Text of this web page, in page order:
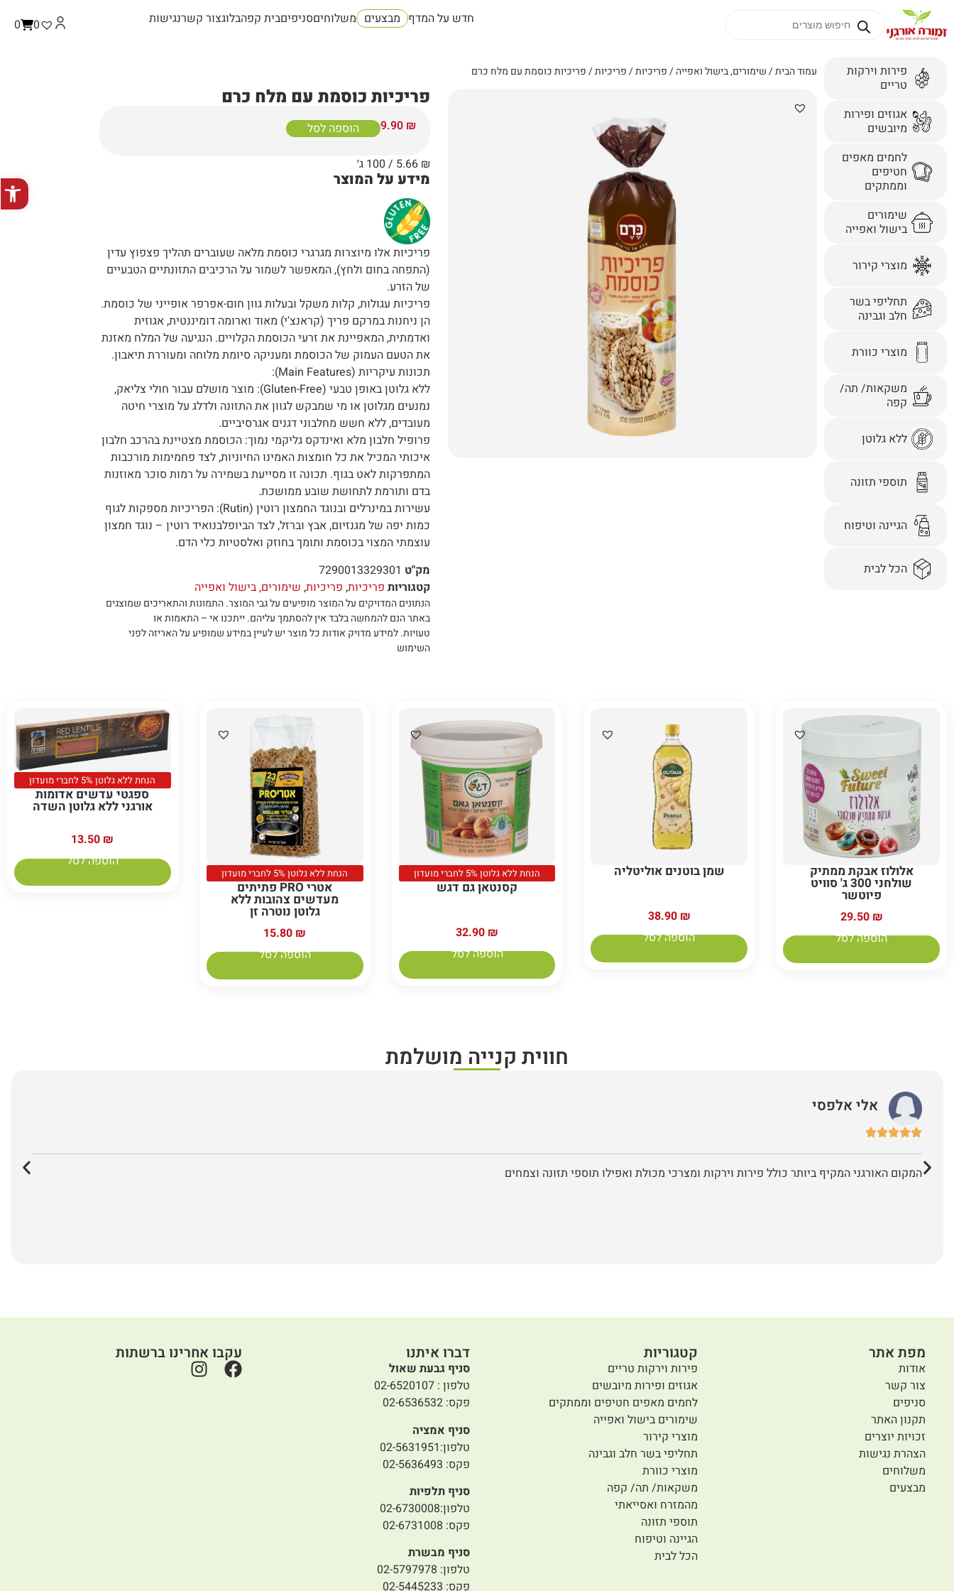
פתח
0 0 חדש על המדף מבצעים משלוחיםסניפיםבית קפהבלוגצור קשרנגישות
פירות וירקות
טריים
אגוזים ופירות
מיובשים
לחמים מאפים
חטיפים
וממתקים
שימורים
בישול ואפייה
מוצרי קירור
תחליפי בשר
חלב וגבינה
מוצרי כוורת
משקאות/ תה/
קפה
ללא גלוטן
תוספי תזונה
הגיינה וטיפוח
הכל לבית
עמוד הבית/שימורים, בישול ואפייה/פריכיות/פריכיות/ פריכיות כוסמת עם מלח כרם
פריכיות כוסמת עם מלח כרם
9.90 ₪ הוספה לסל
5.66 ₪ / 100 ג׳
מידע על המוצר
פריכיות אלו מיוצרות מגרגרי כוסמת מלאה שעוברים תהליך פצפוץ עדין
(התפחה בחום ולחץ), המאפשר לשמור על הרכיבים התזונתיים הטבעיים
של הזרע.
פריכיות עגולות, קלות משקל ובעלות גוון חום-אפרפר אופייני של כוסמת.
הן ניחנות במרקם פריך (קראנצ'י) מאוד וארומה דומיננטית, אגוזית
ואדמתית, המאפיינת את זרעי הכוסמת הקלויים. הנגיעה של המלח מאזנת
את הטעם העמוק של הכוסמת ומעניקה סיומת מלוחה ומעוררת תיאבון.
תכונות עיקריות (Main Features):
ללא גלוטן באופן טבעי (Gluten-Free): מוצר מושלם עבור חולי צליאק,
נמנעים מגלוטן או מי שמבקש לגוון את התזונה ולדלג על מוצרי חיטה
מעובדים, ללא חשש מחלבוני דגנים אגרסיביים.
פרופיל חלבון מלא ואינדקס גליקמי נמוך: הכוסמת מצטיינת בהרכב חלבון
איכותי המכיל את כל חומצות האמינו החיוניות, לצד פחמימות מורכבות
המתפרקות לאט בגוף. תכונה זו מסייעת בשמירה על רמות סוכר מאוזנות
בדם ותורמת לתחושת שובע ממושכת.
עשירות במינרלים ובנוגד החמצון רוטין (Rutin): הפריכיות מספקות לגוף
כמות יפה של מגנזיום, אבץ וברזל, לצד הביופלבנואיד רוטין – נוגד חמצון
עוצמתי המצוי בכוסמת ותומך בחוזק ואלסטיות כלי הדם.
מק"ט 7290013329301
קטגוריות פריכיות, פריכיות, שימורים, בישול ואפייה
הנתונים המדויקים על המוצר מופיעים על גבי המוצר.התמונות והתאריכים שמוצגים
באתר הנם להמחשה בלבד אין להסתמך עליהם.ייתכנו אי – התאמות או
טעויות.למידע מדויק אודות כל מוצר יש לעיין במידע שמופיע על האריזה לפני
השימוש
אלולוז אבקת ממתיק
שולחני 300 ג' סוויט
פיוטשר
29.50 ₪
הוספה לסל
שמן בוטנים אוליטליה
38.90 ₪
הוספה לסל
הנחת ללא גלוטן 5% לחברי מועדון
קסנטאן גם דגש
32.90 ₪
הוספה לסל
הנחת ללא גלוטן 5% לחברי מועדון
אטרי PRO פתיתים
מעדשים צהובות ללא
גלוטן נוטרה זן
15.80 ₪
הוספה לסל
הנחת ללא גלוטן 5% לחברי מועדון
ספגטי עדשים אדומות
אורגני ללא גלוטן השדה
13.50 ₪
הוספה לסל
חווית קנייה מושלמת
אלי אלפסי
המקום האורגני המקיף ביותר כולל פירות וירקות ומצרכי מכולת ואפילו תוספי תזונה וצמחים
מפת אתר
אודות
צור קשר
סניפים
תקנון האתר
זכויות יוצרים
הצהרת נגישות
משלוחים
מבצעים
קטגוריות
פירות וירקות טריים
אגוזים ופירות מיובשים
לחמים מאפים חטיפים וממתקים
שימורים בישול ואפייה
מוצרי קירור
תחליפי בשר חלב וגבינה
מוצרי כוורת
משקאות/ תה/ קפה
מהמזרח ואסייאתי
תוספי תזונה
הגיינה וטיפוח
הכל לבית
דברו איתנו
סניף גבעת שאול
טלפון : 02-6520107
פקס: 02-6536532
סניף אמציה
טלפון:02-5631951
פקס: 02-5636493
סניף תלפיות
טלפון:02-6730008
פקס: 02-6731008
סניף מבשרת
טלפון: 02-5797978
פקס: 02-5445233
עקבו אחרינו ברשתות